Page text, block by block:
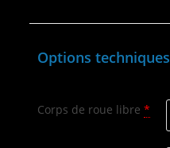
Options techniques
Corps de roue libre *